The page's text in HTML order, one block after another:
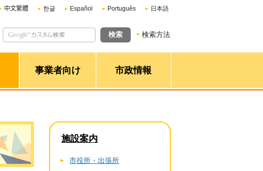
中文繁體 한글 Español Português
日本語
検索方法
事業者向け 市政情報
施設案内
市役所・出張所